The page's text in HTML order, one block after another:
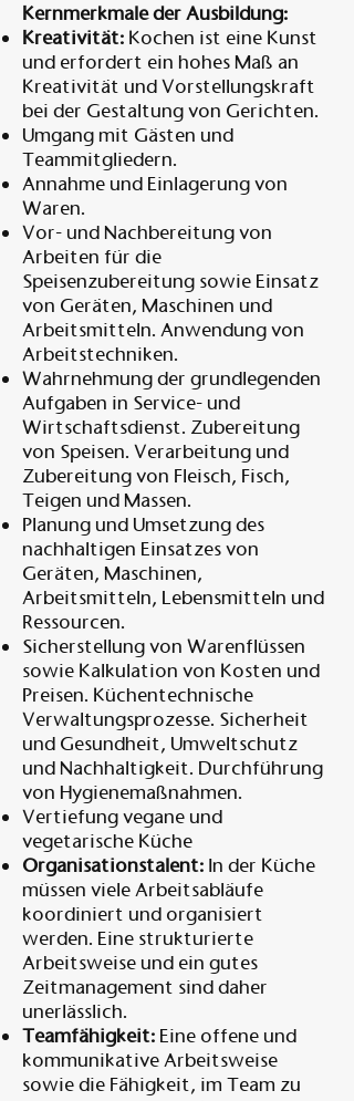
Kernmerkmale der Ausbildung:
Kreativität: Kochen ist eine Kunst
und erfordert ein hohes Maß an
Kreativität und Vorstellungskraft
bei der Gestaltung von Gerichten.
Umgang mit Gästen und
Teammitgliedern.
Annahme und Einlagerung von
Waren.
Vor- und Nachbereitung von
Arbeiten für die
Speisenzubereitung sowie Einsatz
von Geräten, Maschinen und
Arbeitsmitteln. Anwendung von
Arbeitstechniken.
Wahrnehmung der grundlegenden
Aufgaben in Service- und
Wirtschaftsdienst. Zubereitung
von Speisen. Verarbeitung und
Zubereitung von Fleisch, Fisch,
Teigen und Massen.
Planung und Umsetzung des
nachhaltigen Einsatzes von
Geräten, Maschinen,
Arbeitsmitteln, Lebensmitteln und
Ressourcen.
Sicherstellung von Warenflüssen
sowie Kalkulation von Kosten und
Preisen. Küchentechnische
Verwaltungsprozesse. Sicherheit
und Gesundheit, Umweltschutz
und Nachhaltigkeit. Durchführung
von Hygienemaßnahmen.
Vertiefung vegane und
vegetarische Küche
Organisationstalent: In der Küche
müssen viele Arbeitsabläufe
koordiniert und organisiert
werden. Eine strukturierte
Arbeitsweise und ein gutes
Zeitmanagement sind daher
unerlässlich.
Teamfähigkeit: Eine offene und
kommunikative Arbeitsweise
sowie die Fähigkeit, im Team zu